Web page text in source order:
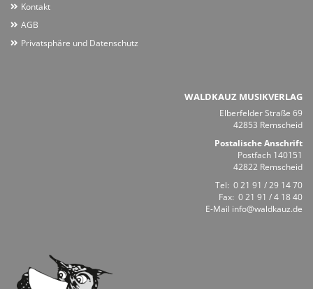
Kontakt
AGB
Privatsphäre und Datenschutz
WALDKAUZ MUSIKVERLAG
Elberfelder Straße 69
42853 Remscheid
Postalische Anschrift
Postfach 140151
42822 Remscheid
Tel: 0 21 91 / 29 14 70
Fax: 0 21 91 / 4 18 40
E-Mail info@waldkauz.de